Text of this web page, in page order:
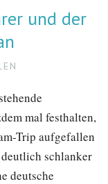
und der
mal festhalten,
Trip aufgefallen
schlanker
deutsche